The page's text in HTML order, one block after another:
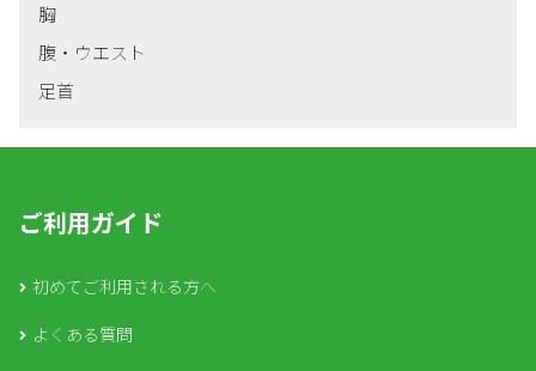
胸
腹・ウエスト
足首
ご利用ガイド
初めてご利用される方へ
よくある質問